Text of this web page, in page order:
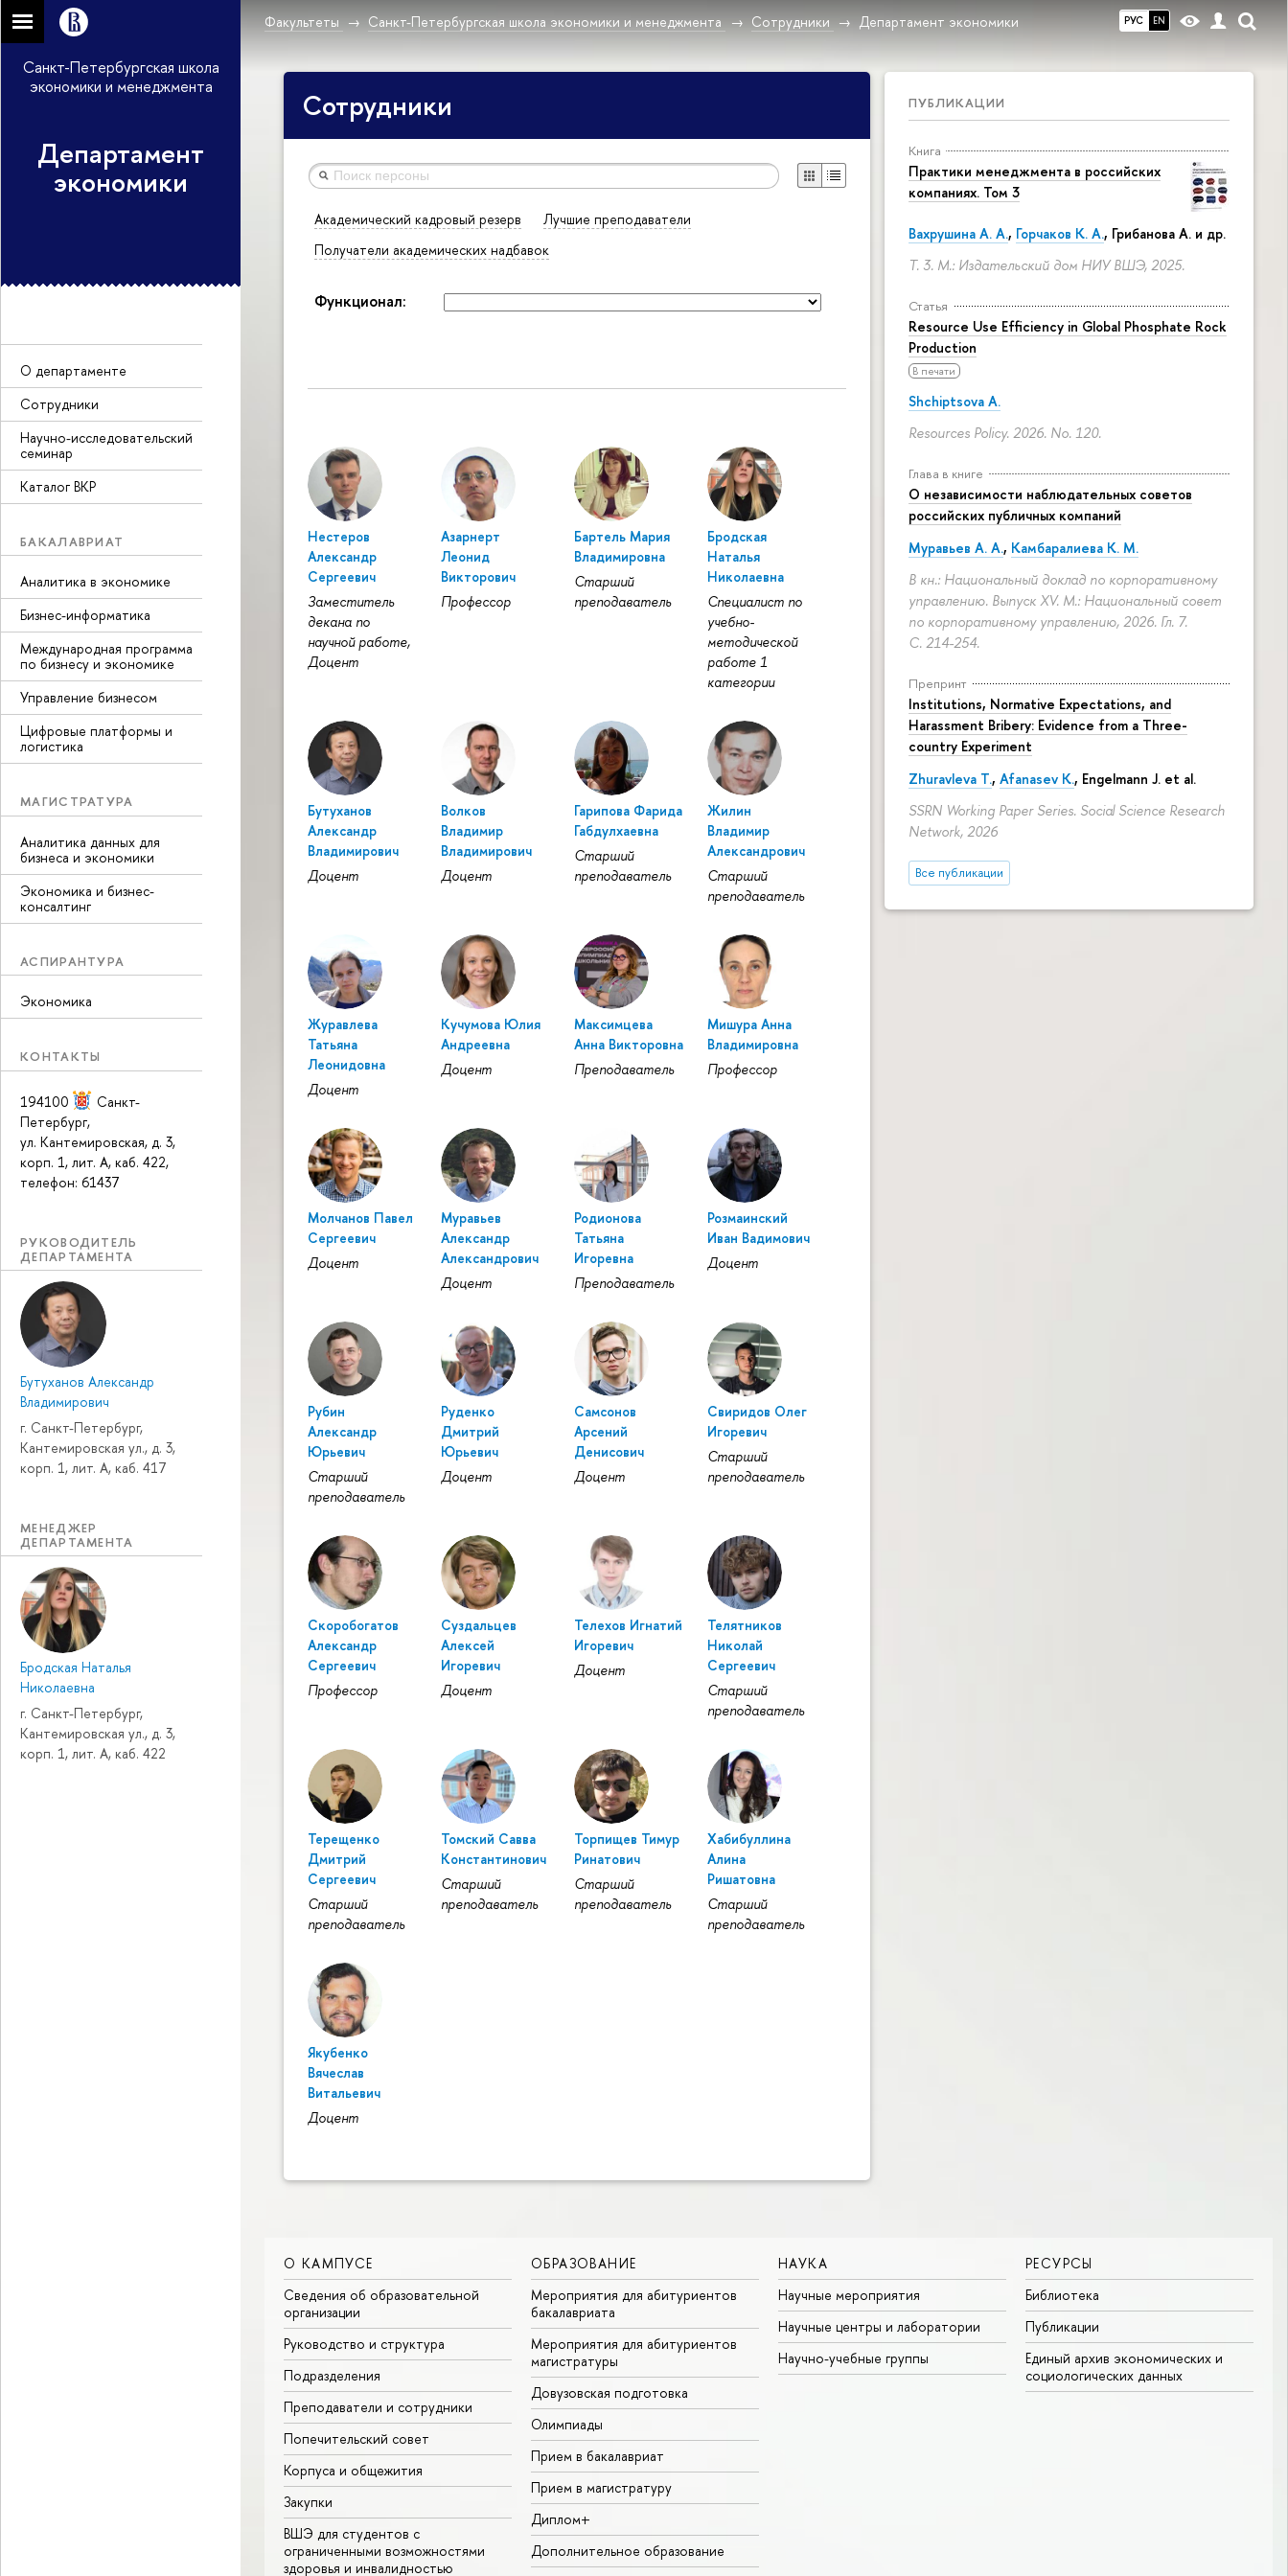
РУС EN
Факультеты Санкт-Петербургская школа экономики и менеджмента Сотрудники Департамент экономики
Санкт-Петербургская школа
экономики и менеджмента
Департамент
экономики
О департаменте
Сотрудники
Научно-исследовательский
семинар
Каталог ВКР
БАКАЛАВРИАТ
Аналитика в экономике
Бизнес-информатика
Международная программа
по бизнесу и экономике
Управление бизнесом
Цифровые платформы и
логистика
МАГИСТРАТУРА
Аналитика данных для
бизнеса и экономики
Экономика и бизнес-
консалтинг
АСПИРАНТУРА
Экономика
КОНТАКТЫ
194100
Санкт-
Петербург,
ул. Кантемировская, д. 3,
корп. 1, лит. А, каб. 422,
телефон: 61437
РУКОВОДИТЕЛЬ
ДЕПАРТАМЕНТА
Бутуханов Александр
Владимирович
г. Санкт-Петербург,
Кантемировская ул., д. 3,
корп. 1, лит. А, каб. 417
МЕНЕДЖЕР
ДЕПАРТАМЕНТА
Бродская Наталья
Николаевна
г. Санкт-Петербург,
Кантемировская ул., д. 3,
корп. 1, лит. А, каб. 422
ПУБЛИКАЦИИ
Книга
Практики менеджмента в российских
компаниях. Том 3
Вахрушина А. А., Горчаков К. А., Грибанова А. и др.
Т. 3. М.: Издательский дом НИУ ВШЭ, 2025.
Статья
Resource Use Efficiency in Global Phosphate Rock
Production
В печати
Shchiptsova A.
Resources Policy. 2026. No. 120.
Глава в книге
О независимости наблюдательных советов
российских публичных компаний
Муравьев А. А., Камбаралиева К. М.
В кн.: Национальный доклад по корпоративному
управлению. Выпуск XV. М.: Национальный совет
по корпоративному управлению, 2026. Гл. 7.
С. 214-254.
Препринт
Institutions, Normative Expectations, and
Harassment Bribery: Evidence from a Three-
country Experiment
Zhuravleva T., Afanasev K., Engelmann J. et al.
SSRN Working Paper Series. Social Science Research
Network, 2026
Все публикации
Сотрудники
Академический кадровый резерв
Лучшие преподаватели
Получатели академических надбавок
Функционал:
Нестеров
Александр
Сергеевич
Заместитель
декана по
научной работе,
Доцент
Азарнерт
Леонид
Викторович
Профессор
Бартель Мария
Владимировна
Старший
преподаватель
Бродская
Наталья
Николаевна
Специалист по
учебно-
методической
работе 1
категории
Бутуханов
Александр
Владимирович
Доцент
Волков
Владимир
Владимирович
Доцент
Гарипова Фарида
Габдулхаевна
Старший
преподаватель
Жилин
Владимир
Александрович
Старший
преподаватель
Журавлева
Татьяна
Леонидовна
Доцент
Кучумова Юлия
Андреевна
Доцент
Максимцева
Анна Викторовна
Преподаватель
Мишура Анна
Владимировна
Профессор
Молчанов Павел
Сергеевич
Доцент
Муравьев
Александр
Александрович
Доцент
Родионова
Татьяна
Игоревна
Преподаватель
Розмаинский
Иван Вадимович
Доцент
Рубин
Александр
Юрьевич
Старший
преподаватель
Руденко
Дмитрий
Юрьевич
Доцент
Самсонов
Арсений
Денисович
Доцент
Свиридов Олег
Игоревич
Старший
преподаватель
Скоробогатов
Александр
Сергеевич
Профессор
Суздальцев
Алексей
Игоревич
Доцент
Телехов Игнатий
Игоревич
Доцент
Телятников
Николай
Сергеевич
Старший
преподаватель
Терещенко
Дмитрий
Сергеевич
Старший
преподаватель
Томский Савва
Константинович
Старший
преподаватель
Торпищев Тимур
Ринатович
Старший
преподаватель
Хабибуллина
Алина
Ришатовна
Старший
преподаватель
Якубенко
Вячеслав
Витальевич
Доцент
О КАМПУСЕ
Сведения об образовательной
организации
Руководство и структура
Подразделения
Преподаватели и сотрудники
Попечительский совет
Корпуса и общежития
Закупки
ВШЭ для студентов с
ограниченными возможностями
здоровья и инвалидностью
ОБРАЗОВАНИЕ
Мероприятия для абитуриентов
бакалавриата
Мероприятия для абитуриентов
магистратуры
Довузовская подготовка
Олимпиады
Прием в бакалавриат
Прием в магистратуру
Диплом+
Дополнительное образование
НАУКА
Научные мероприятия
Научные центры и лаборатории
Научно-учебные группы
РЕСУРСЫ
Библиотека
Публикации
Единый архив экономических и
социологических данных